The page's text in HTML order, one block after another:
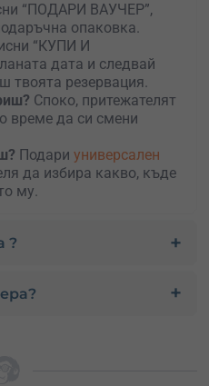
“ПОДАРИ ВАУЧЕР”,
опаковка.
“КУПИ И
дата и следвай
твоята резервация.
Споко, притежателят
време да си смени
Подари универсален
да избира какво, къде
му.
?